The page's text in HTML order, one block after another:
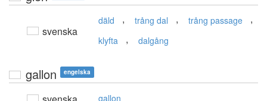
svenska
däld , trång dal , trång passage ,
klyfta , dalgång
gallon engelska
gallon